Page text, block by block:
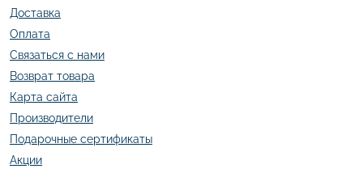
Доставка
Оплата
Связаться с нами
Возврат товара
Карта сайта
Производители
Подарочные сертификаты
Акции